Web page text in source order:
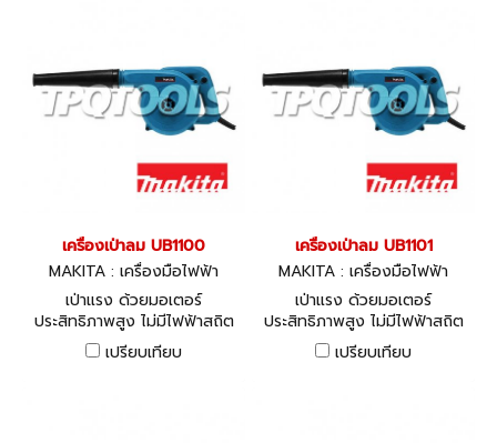
เครื่องเป่าลม UB1100
MAKITA : เครื่องมือไฟฟ้า
เป่าแรง ด้วยมอเตอร์
ประสิทธิภาพสูง ไม่มีไฟฟ้าสถิต
กำลังไฟฟ้า 600W
เปรียบเทียบ
เครื่องเป่าลม UB1101
MAKITA : เครื่องมือไฟฟ้า
เป่าแรง ด้วยมอเตอร์
ประสิทธิภาพสูง ไม่มีไฟฟ้าสถิต
กำลังไฟฟ้า 600W
เปรียบเทียบ